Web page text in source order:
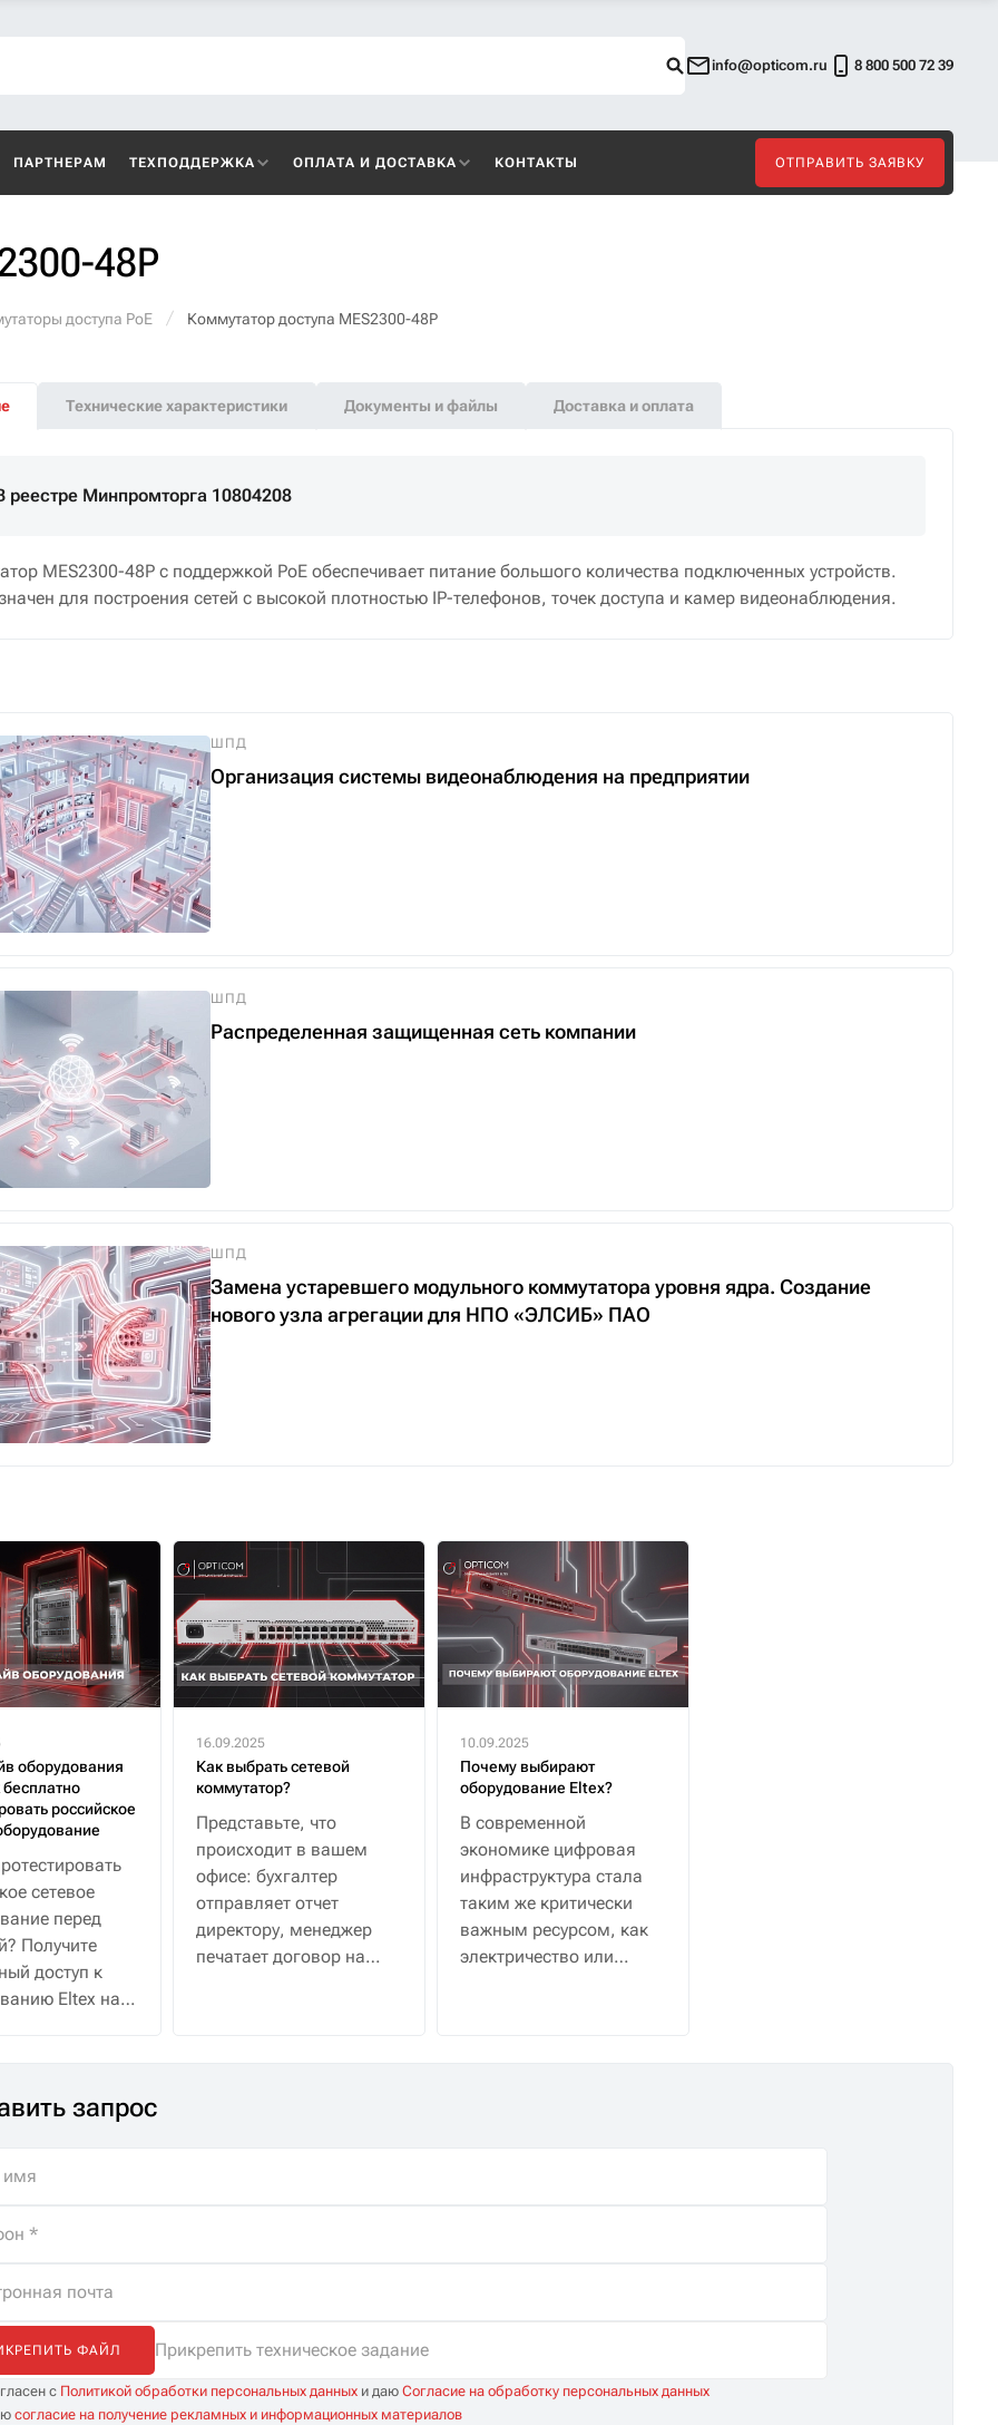
info@opticom.ru 8 800 500 72 39
ПАРТНЕРАМ ТЕХПОДДЕРЖКА ОПЛАТА И ДОСТАВКА КОНТАКТЫ ОТПРАВИТЬ ЗАЯВКУ
48P
доступа PoE Коммутатор доступа MES2300-48P
Технические характеристики Документы и файлы Доставка и оплата
реестре Минпромторга 10804208
MES2300-48P с поддержкой PoE обеспечивает питание большого количества подключенных устройств.
для построения сетей с высокой плотностью IP-телефонов, точек доступа и камер видеонаблюдения.
ШПД
Организация системы видеонаблюдения на предприятии
ШПД
Распределенная защищенная сеть компании
ШПД
Замена устаревшего модульного коммутатора уровня ядра. Создание
нового узла агрегации для НПО «ЭЛСИБ» ПАО
оборудования
бесплатно
российское
сетевое
перед
Получите
доступ к
Eltex на
бесплатная
16.09.2025
Как выбрать сетевой
коммутатор?
Представьте, что
происходит в вашем
офисе: бухгалтер
отправляет отчет
директору, менеджер
печатает договор на
10.09.2025
Почему выбирают
оборудование Eltex?
В современной
экономике цифровая
инфраструктура стала
таким же критически
важным ресурсом, как
электричество или
запрос
ФАЙЛ Прикрепить техническое задание
с Политикой обработки персональных данных и даюСогласие на обработку персональных данных
согласие на получение рекламных и информационных материалов